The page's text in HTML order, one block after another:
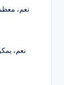
نعم،
نعم،